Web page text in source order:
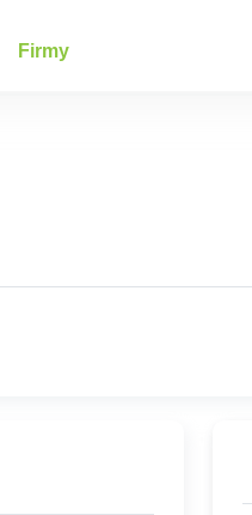
Firmy